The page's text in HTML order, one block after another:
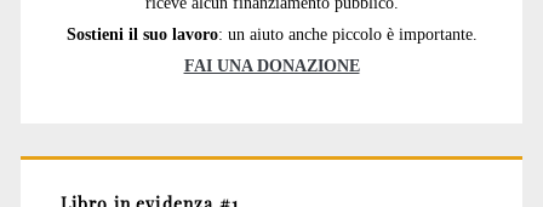
Sostieni il suo lavoro: un aiuto anche piccolo è importante.
FAI UNA DONAZIONE